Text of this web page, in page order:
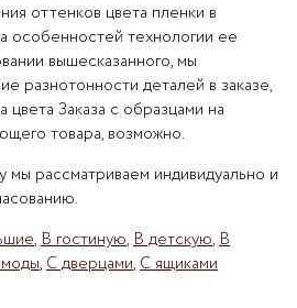
оттенков цвета пленки в
особенностей технологии ее
вышесказанного, мы
разнотонности деталей в заказе,
Заказа с образцами на
товара, возможно.
мы рассматриваем индивидуально и
,В гостиную,В детскую,В
,С дверцами,С ящиками